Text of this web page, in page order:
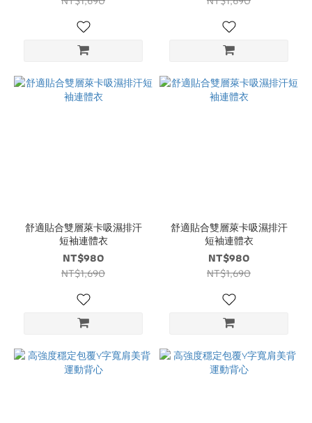
舒適貼合雙層萊卡吸濕排汗
短袖連體衣
NT$980
NT$1,690
舒適貼合雙層萊卡吸濕排汗
短袖連體衣
NT$980
NT$1,690